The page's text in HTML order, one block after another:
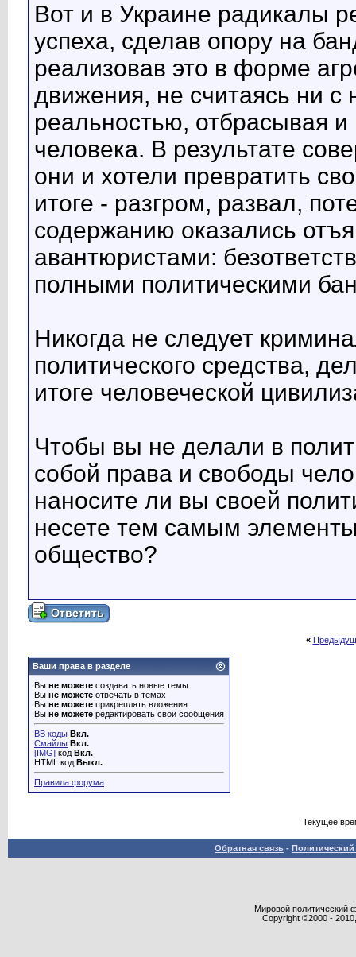
Вот и в Украине радикалы
успеха, сделав опору на
реализовав это в форме
движения, не считаясь ни
реальностью, отбрасывая
человека. В результате
они и хотели превратить
итоге - разгром, развал,
содержанию оказались
авантюристами:
полными политическими
Никогда не следует
политического средства,
итоге человеческой
Чтобы вы не делали в
собой права и свободы
наносите ли вы своей
несете тем самым
общество?
«
Ваши права в разделе
Вы не можете создавать новые темы
Вы не можете отвечать в темах
Вы не можете прикреплять вложения
Вы не можете редактировать свои сообщения
BB коды Вкл.
Смайлы Вкл.
[IMG] код Вкл.
HTML код Выкл.
Правила форума
Текущее
Обратная связь -
Мировой политический
Copyright ©2000 -